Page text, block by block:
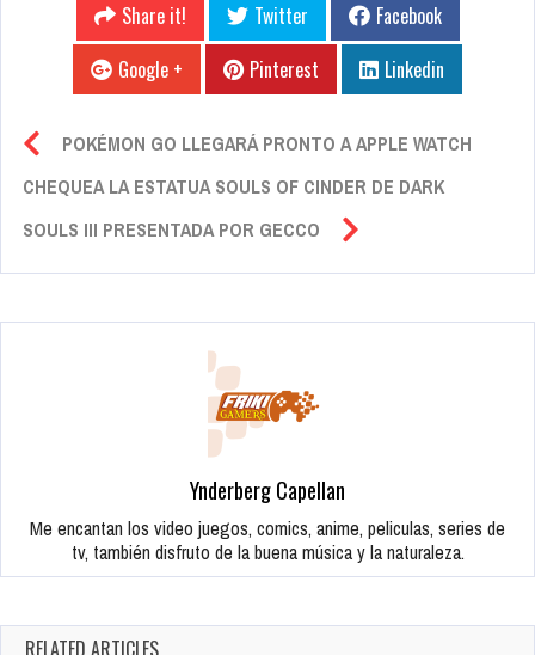
Share it! Twitter
Facebook
Google +
Pinterest Linkedin
POKÉMON GO LLEGARÁ PRONTO A APPLE WATCH
CHEQUEA LA ESTATUA SOULS OF CINDER DE DARK
SOULS III PRESENTADA POR GECCO
Ynderberg Capellan
Me encantan los video juegos, comics, anime, peliculas, series de
tv, también disfruto de la buena música y la naturaleza.